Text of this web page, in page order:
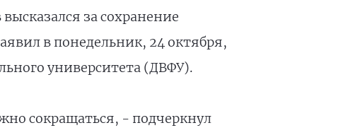
высказался за сохранение
в понедельник, 24 октября,
университета (ДВФУ).
сокращаться, - подчеркнул